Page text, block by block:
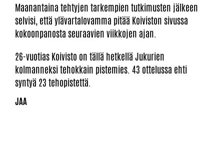
Maanantaina tehtyjen tarkempien tutkimusten jälkeen
selvisi, että ylävartalovamma pitää Koiviston sivussa
kokoonpanosta seuraavien viikkojen ajan.
26-vuotias Koivisto on tällä hetkellä Jukurien
kolmanneksi tehokkain pistemies. 43 ottelussa ehti
syntyä 23 tehopistettä.